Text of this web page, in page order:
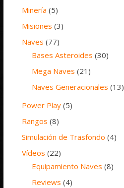
Minería (5)
Misiones (3)
Naves (77)
Bases Asteroides (30)
Mega Naves (21)
Naves Generacionales (13)
Power Play (5)
Rangos (8)
Simulación de Trasfondo (4)
Vídeos (22)
Equipamiento Naves (8)
Reviews (4)